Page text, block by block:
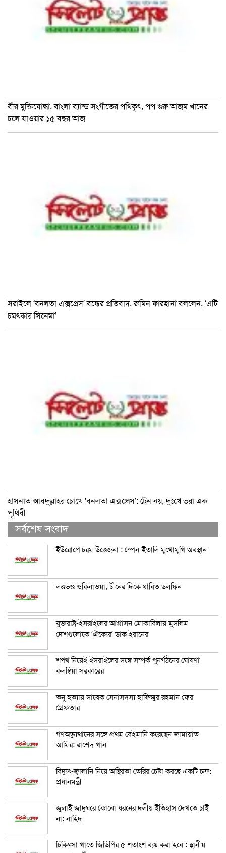
বীর মুক্তিযোদ্ধা, বাংলা ব্যান্ড সংগীতের পথিকৃৎ, পপ গুরু আজম খানের
চলে যাওয়ার ১৫ বছর আজ
সরাইলে ‘বনলতা এক্সপ্রেস’ বন্ধের প্রতিবাদ, রুমিন ফারহানা বললেন, ‘এটি
চমৎকার সিনেমা’
হাসনাত আবদুল্লাহর চোখে ‘বনলতা এক্সপ্রেস’: ট্রেন নয়, দুঃখে ভরা এক
পৃথিবী
সর্বশেষ সংবাদ
ইউরোপে চরম উত্তেজনা : স্পেন-ইতালি মুখোমুখি অবস্থান
লণ্ডভণ্ড ওকিনাওয়া, চীনের দিকে ধাবিত ডলফিন
যুক্তরাষ্ট্র-ইসরাইলের আগ্রাসন মোকাবিলায় মুসলিম
দেশগুলোকে ‘ঐক্যের’ ডাক ইরানের
শপথ নিয়েই ইসরাইলের সঙ্গে সম্পর্ক পুনর্গঠনের ঘোষণা
কলম্বিয়া সরকারের
তনু হত্যায় সাবেক সেনাসদস্য হাফিজুর রহমান ফের
গ্রেফতার
গণঅভ্যুত্থানের সঙ্গে প্রথম বেইমানি করেছেন জামায়াত
আমির: রাশেদ খান
বিদ্যুৎ-জ্বালানি নিয়ে অস্থিরতা তৈরির চেষ্টা করছে একটি চক্র:
প্রধানমন্ত্রী
জুলাই জাদুঘরে কোনো ধরনের দলীয় ইতিহাস দেখতে চাই
না: নাহিদ
চিকিৎসা খাতে জিডিপির ৫ শতাংশ ব্যয় করা হবে : স্থানীয়